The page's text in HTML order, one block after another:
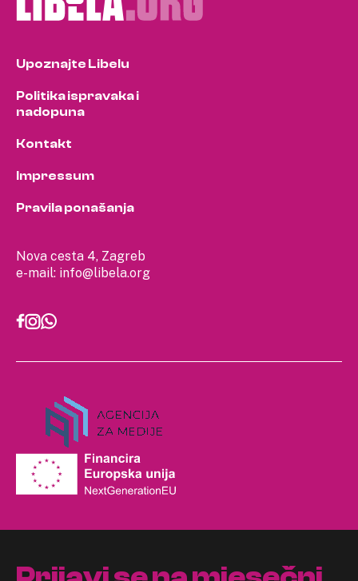
Nova cesta 4, Zagreb
e-mail: info@libela.org
Upoznajte Libelu
Politika ispravaka i
nadopuna
Kontakt
Impressum
Pravila ponašanja